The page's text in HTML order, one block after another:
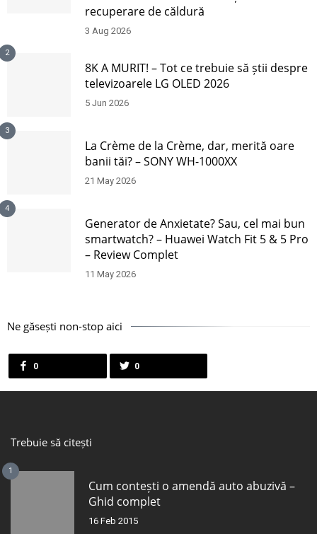
recuperare de căldură
3 Aug 2026
2
8K A MURIT! – Tot ce trebuie să știi despre
televizoarele LG OLED 2026
5 Jun 2026
3
La Crème de la Crème, dar, merită oare
banii tăi? – SONY WH-1000XX
21 May 2026
4
Generator de Anxietate? Sau, cel mai bun
smartwatch? – Huawei Watch Fit 5 & 5 Pro
– Review Complet
11 May 2026
Ne găsești non-stop aici
0 0
Trebuie să citești
1
Cum contești o amendă auto abuzivă –
Ghid complet
16 Feb 2015